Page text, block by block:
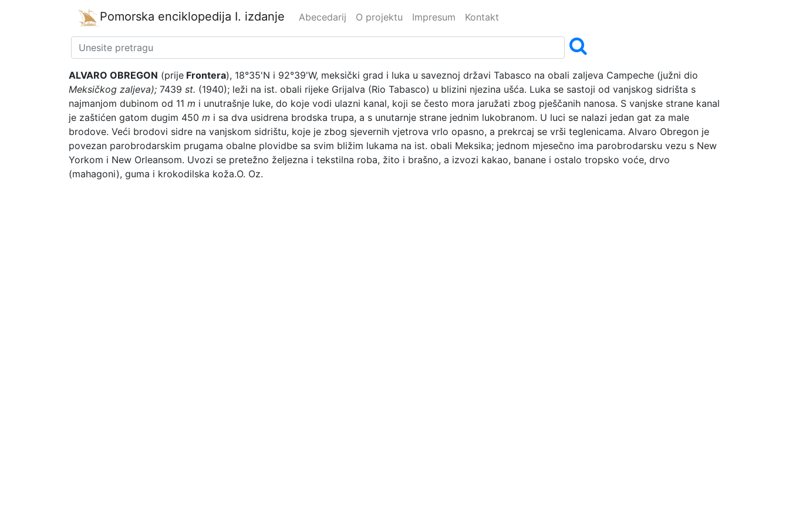
Pomorska enciklopedija I. izdanje Abecedarij O projektu Impresum Kontakt
ALVARO OBREGON (prije Frontera), 18°35'N i 92°39'W, meksički grad i luka u saveznoj državi Tabasco na obali zaljeva Campeche (južni dio
Meksičkog zaljeva); 7439 st. (1940); leži na ist. obali rijeke Grijalva (Rio Tabasco) u blizini njezina ušća. Luka se sastoji od vanjskog sidrišta s
najmanjom dubinom od 11 m i unutrašnje luke, do koje vodi ulazni kanal, koji se često mora jaružati zbog pješčanih nanosa. S vanjske strane kanal
je zaštićen gatom dugim 450 m i sa dva usidrena brodska trupa, a s unutarnje strane jednim lukobranom. U luci se nalazi jedan gat za male
brodove. Veći brodovi sidre na vanjskom sidrištu, koje je zbog sjevernih vjetrova vrlo opasno, a prekrcaj se vrši teglenicama. Alvaro Obregon je
povezan parobrodarskim prugama obalne plovidbe sa svim bližim lukama na ist. obali Meksika; jednom mjesečno ima parobrodarsku vezu s New
Yorkom i New Orleansom. Uvozi se pretežno željezna i tekstilna roba, žito i brašno, a izvozi kakao, banane i ostalo tropsko voće, drvo
(mahagoni), guma i krokodilska koža.O. Oz.